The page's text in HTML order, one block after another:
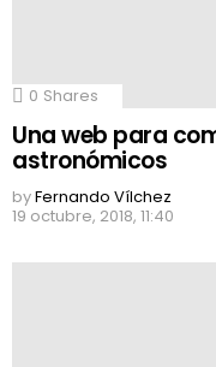
0 Shares
Una web para
astronómicos
byFernando Vílchez
19 octubre, 2018, 11:40